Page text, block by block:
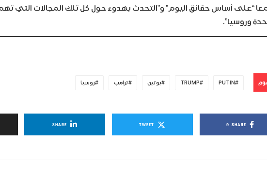
“على أساس حقائق اليوم” و”التحدث بهدوء حول كل تلك المجالات التي
وروسيا”.
PUTIN
TRUMP بوتين ترامب روسيا
SHARE
9
TWEET
SHARE